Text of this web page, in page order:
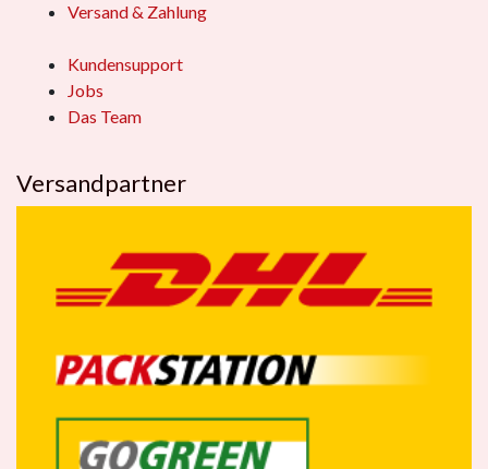
Versand & Zahlung
Kundensupport
Jobs
Das Team
Versandpartner